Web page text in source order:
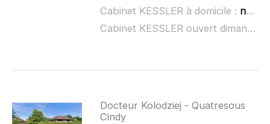
Cabinet KESSLER à domicile : non renseigné
Cabinet KESSLER ouvert dimanche :
Docteur Kolodziej - Quatresous
Cindy